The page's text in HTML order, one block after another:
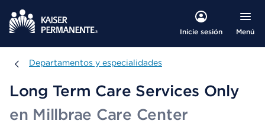
Inicie sesión Menú
Departamentos y especialidades
Departamentos y especialidades
Long Term Care Services Only
en Millbrae Care Center